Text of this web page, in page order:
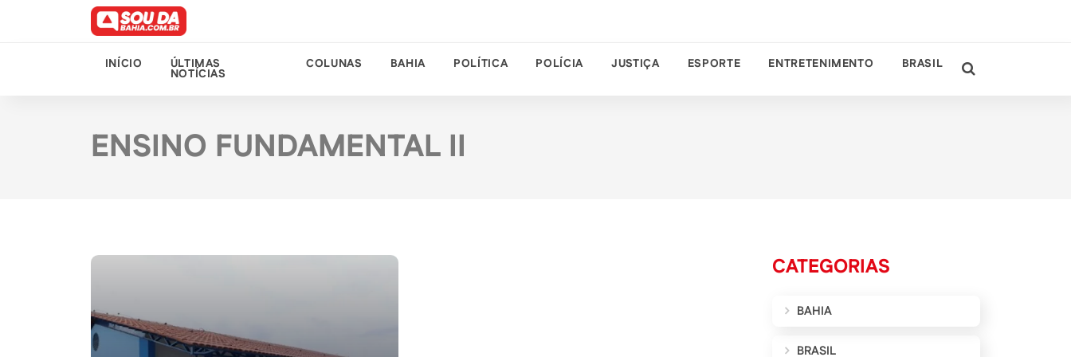
INÍCIO ÚLTIMAS
NOTÍCIAS
COLUNAS BAHIA POLÍTICA POLÍCIA JUSTIÇA ESPORTE ENTRETENIMENTO BRASIL
ENSINO FUNDAMENTAL II
CATEGORIAS
BAHIA
BRASIL